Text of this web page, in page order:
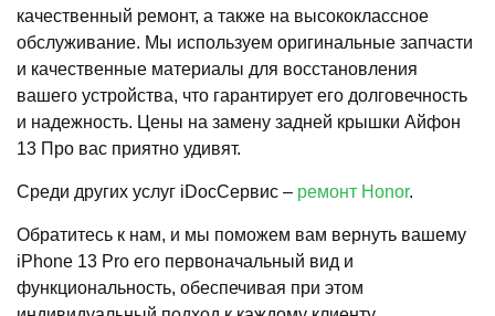
качественный ремонт, а также на высококлассное
обслуживание. Мы используем оригинальные запчасти
и качественные материалы для восстановления
вашего устройства, что гарантирует его долговечность
и надежность. Цены на замену задней крышки Айфон
13 Про вас приятно удивят.
Среди других услуг iDocСервис – ремонт Honor.
Обратитесь к нам, и мы поможем вам вернуть вашему
iPhone 13 Pro его первоначальный вид и
функциональность, обеспечивая при этом